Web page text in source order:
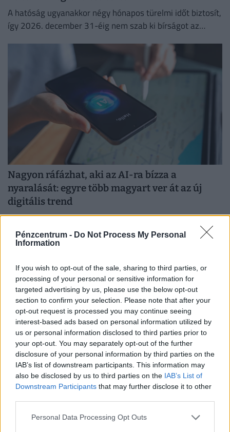
Pénzcentrum - Do Not Process My Personal
Information
If you wish to opt-out of the sale, sharing to third parties, or
processing of your personal or sensitive information for
targeted advertising by us, please use the below opt-out
section to confirm your selection. Please note that after your
opt-out request is processed you may continue seeing
interest-based ads based on personal information utilized by
us or personal information disclosed to third parties prior to
your opt-out. You may separately opt-out of the further
disclosure of your personal information by third parties on the
IAB’s list of downstream participants. This information may
also be disclosed by us to third parties on the IAB’s List of
Downstream Participants that may further disclose it to other
Personal Data Processing Opt Outs
A hatóság ugyanakkor négy hónapos türelmi időt biztosít,
így 2026. december 31-éig nem szab ki bírságot az
Nagyon ráfázhat, aki az AI-ra bízza a
nyaralását: egyre több magyart ver át az új
digitális trend
A fiatalabb utazók körében rohamosan terjed a
mesterséges intelligencián alapuló utazástervezés.
Kiderült a Facebook és az Instagram sötét
titka: felfoghatatlan büntetést fizet a cég a
Egy új-mexikói bíróság 567 millió dollár megfizetésére,